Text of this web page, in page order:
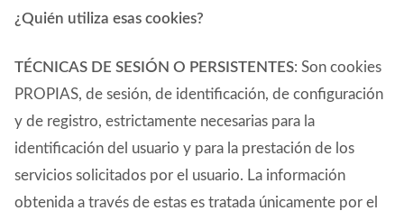
¿Quién utiliza esas cookies?
TÉCNICAS DE SESIÓN O PERSISTENTES: Son cookies
PROPIAS, de sesión, de identificación, de configuración
y de registro, estrictamente necesarias para la
identificación del usuario y para la prestación de los
servicios solicitados por el usuario. La información
obtenida a través de estas es tratada únicamente por el